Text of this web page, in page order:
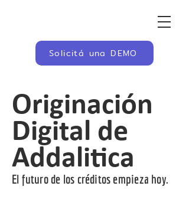
Solicitá una DEMO
Originación
Digital de
Addalitica
El futuro de los créditos empieza hoy.